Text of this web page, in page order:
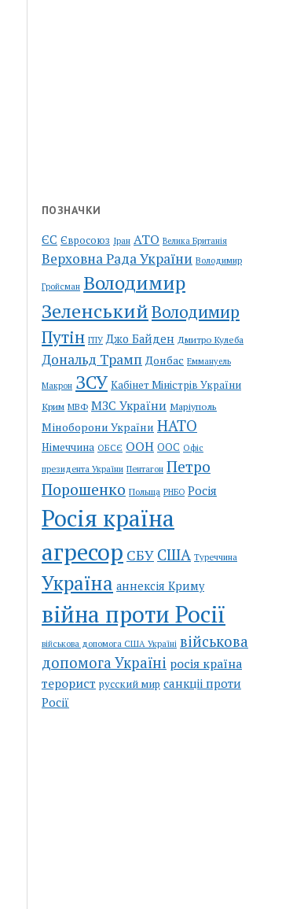
ПОЗНАЧКИ
ЄС Євросоюз Іран АТО Велика Британія
Верховна Рада України Володимир
Гройсман Володимир
ЗеленськийВолодимир
Путін ГПУ Джо Байден Дмитро Кулеба
Дональд Трамп Донбас Еммануель
Макрон ЗСУ Кабінет Міністрів України
Крим МВФ МЗС України Маріуполь
Міноборони України НАТО
Німеччина ОБСЄ ООН ООС Офіс
президента України Пентагон Петро
Порошенко Польща РНБО Росія
Росія країна
агресор СБУ США Туреччина
Україна аннексія Криму
війна проти Росії
військова допомога США Україні військова
допомога Україні росія країна
терорист русский мир санкціі проти
Росії